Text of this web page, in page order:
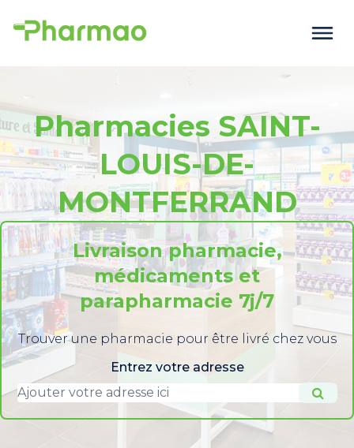
Pharmacies SAINT-
LOUIS-DE-
MONTFERRAND
Livraison pharmacie,
médicaments et
parapharmacie 7j/7
Trouver une pharmacie pour être livré chez vous
Entrez votre adresse